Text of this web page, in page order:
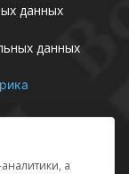
данных
данных
а